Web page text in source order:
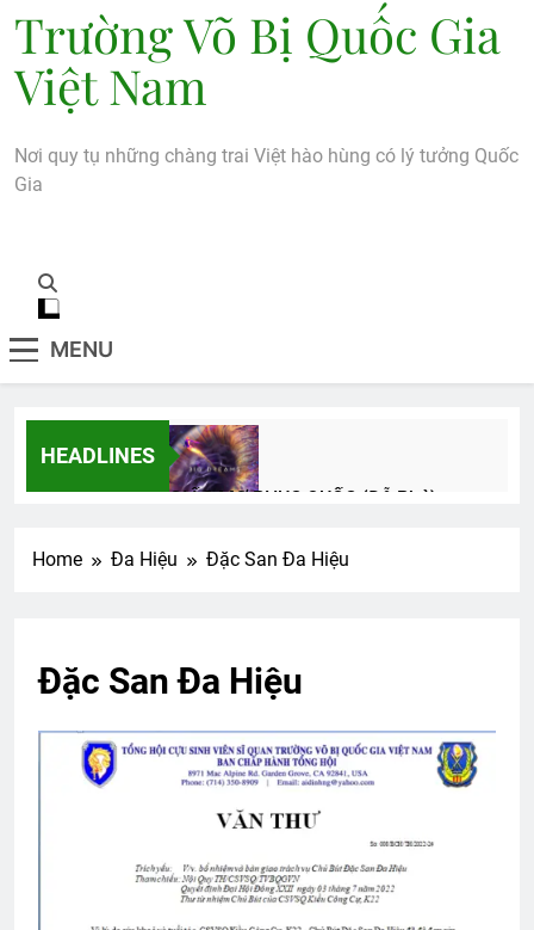
Trường Võ Bị Quốc Gia
Việt Nam
Nơi quy tụ những chàng trai Việt hào hùng có lý tưởng Quốc
Gia
MENU
HEADLINES
GIẤC MƠ PHỤC QUỐC (Đỗ Phủ)
3 Years Ago
LỬA…LỬA…LỬA!!!
2 Years Ago
Hồi Ký: Những Uất Hận 1975
3 Years Ago
Home Đa Hiệu Đặc San Đa Hiệu
Đặc San Đa Hiệu